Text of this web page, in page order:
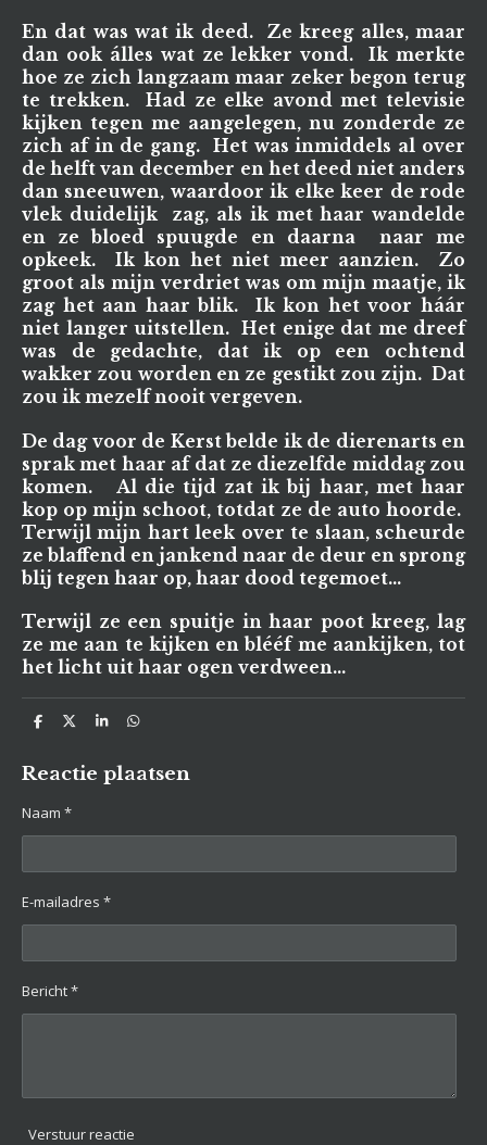
En dat was wat ik deed. Ze kreeg alles, maar
dan ook álles wat ze lekker vond. Ik merkte
hoe ze zich langzaam maar zeker begon terug
te trekken. Had ze elke avond met televisie
kijken tegen me aangelegen, nu zonderde ze
zich af in de gang. Het was inmiddels al over
de helft van december en het deed niet anders
dan sneeuwen, waardoor ik elke keer de rode
vlek duidelijk zag, als ik met haar wandelde
en ze bloed spuugde en daarna naar me
opkeek. Ik kon het niet meer aanzien. Zo
groot als mijn verdriet was om mijn maatje, ik
zag het aan haar blik. Ik kon het voor háár
niet langer uitstellen. Het enige dat me dreef
was de gedachte, dat ik op een ochtend
wakker zou worden en ze gestikt zou zijn. Dat
zou ik mezelf nooit vergeven.
De dag voor de Kerst belde ik de dierenarts en
sprak met haar af dat ze diezelfde middag zou
komen. Al die tijd zat ik bij haar, met haar
kop op mijn schoot, totdat ze de auto hoorde.
Terwijl mijn hart leek over te slaan, scheurde
ze blaffend en jankend naar de deur en sprong
blij tegen haar op, haar dood tegemoet...
Terwijl ze een spuitje in haar poot kreeg, lag
ze me aan te kijken en blééf me aankijken, tot
het licht uit haar ogen verdween...
D
e
n
D
l
S
r
e
D
e
n
Reactie plaatsen
Naam *
E-mailadres *
Bericht *
Verstuur reactie